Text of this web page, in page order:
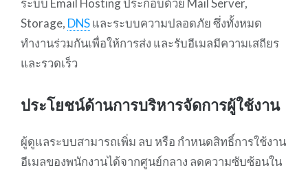
ระบบ Email Hosting ประกอบด้วย Mail Server,
Storage, DNSและระบบความปลอดภัย ซึ่งทั้งหมด
ทำงานร่วมกันเพื่อให้การส่ง และรับอีเมลมีความเสถียร
และรวดเร็ว
ประโยชน์ด้านการบริหารจัดการผู้ใช้งาน
ผู้ดูแลระบบสามารถเพิ่ม ลบ หรือ กำหนดสิทธิ์การใช้งาน
อีเมลของพนักงานได้จากศูนย์กลาง ลดความซับซ้อนใน